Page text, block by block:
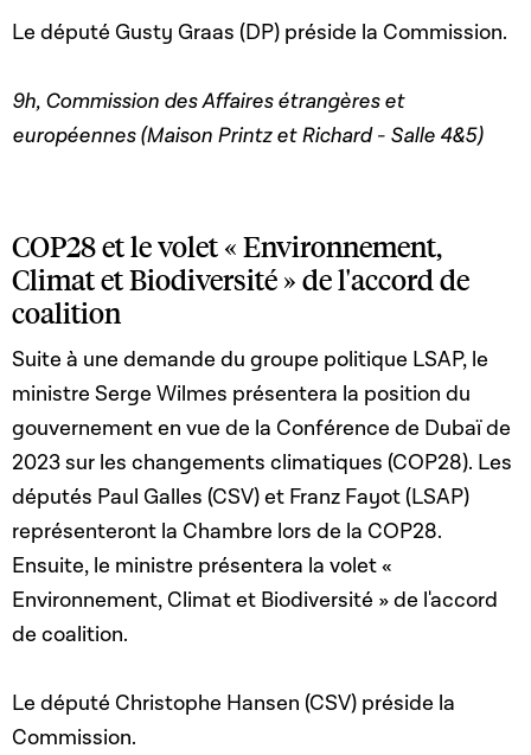
Le député Gusty Graas (DP) préside la Commission.
9h, Commission des Affaires étrangères et
européennes (Maison Printz et Richard - Salle 4&5)
COP28 et le volet « Environnement,
Climat et Biodiversité » de l'accord de
coalition
Suite à une demande du groupe politique LSAP, le
ministre Serge Wilmes présentera la position du
gouvernement en vue de la Conférence de Dubaï de
2023 sur les changements climatiques (COP28). Les
députés Paul Galles (CSV) et Franz Fayot (LSAP)
représenteront la Chambre lors de la COP28.
Ensuite, le ministre présentera la volet «
Environnement, Climat et Biodiversité » de l'accord
de coalition.
Le député Christophe Hansen (CSV) préside la
Commission.